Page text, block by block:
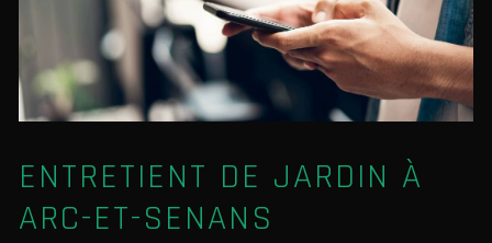
ENTRETIENT DE JARDIN À
ARC-ET-SENANS